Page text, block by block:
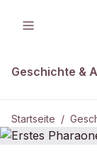
Geschichte &
Startseite /